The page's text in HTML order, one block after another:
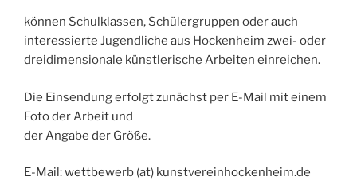
können Schulklassen, Schülergruppen oder auch
interessierte Jugendliche aus Hockenheim zwei- oder
dreidimensionale künstlerische Arbeiten einreichen.
Die Einsendung erfolgt zunächst per E-Mail mit einem
Foto der Arbeit und
der Angabe der Größe.
E-Mail: wettbewerb (at) kunstvereinhockenheim.de